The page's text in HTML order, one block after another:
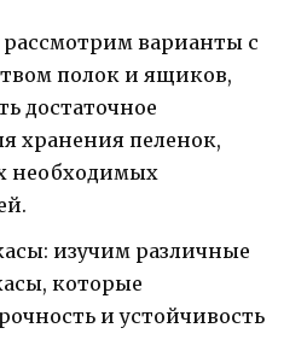
варианты с
полок и ящиков,
достаточное
хранения пеленок,
необходимых
изучим различные
которые
и устойчивость